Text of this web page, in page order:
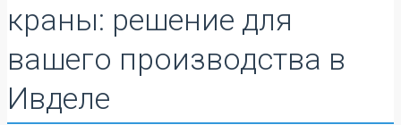
краны: решение для
вашего производства в
Ивделе